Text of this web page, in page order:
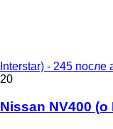
Interstar) - 245 после
20
Nissan NV400 (o